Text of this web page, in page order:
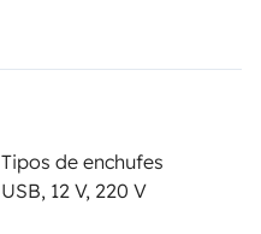
Tipos de enchufes
USB, 12 V, 220 V
Disponible en